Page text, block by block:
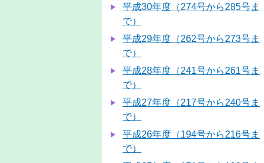
平成30年度（274号から285号ま
で）
平成29年度（262号から273号ま
で）
平成28年度（241号から261号ま
で）
平成27年度（217号から240号ま
で）
平成26年度（194号から216号ま
で）